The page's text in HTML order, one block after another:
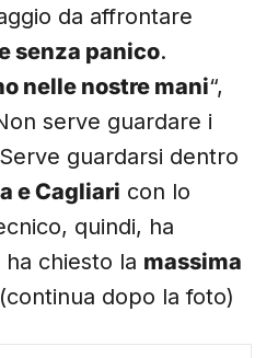
da affrontare
senza panico.
nelle nostre mani“,
serve guardare i
guardarsi dentro
e Cagliari con lo
quindi, ha
chiesto la massima
dopo la foto)